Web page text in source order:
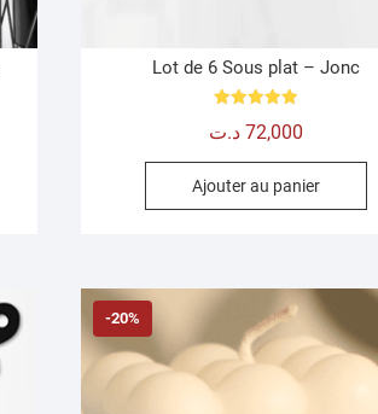
Lot de 6 Sous plat – Jonc
5.00
72,000 د.ت
Ajouter au panier
-20%